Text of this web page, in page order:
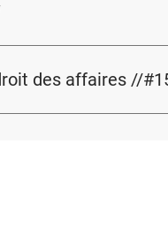
des affaires //